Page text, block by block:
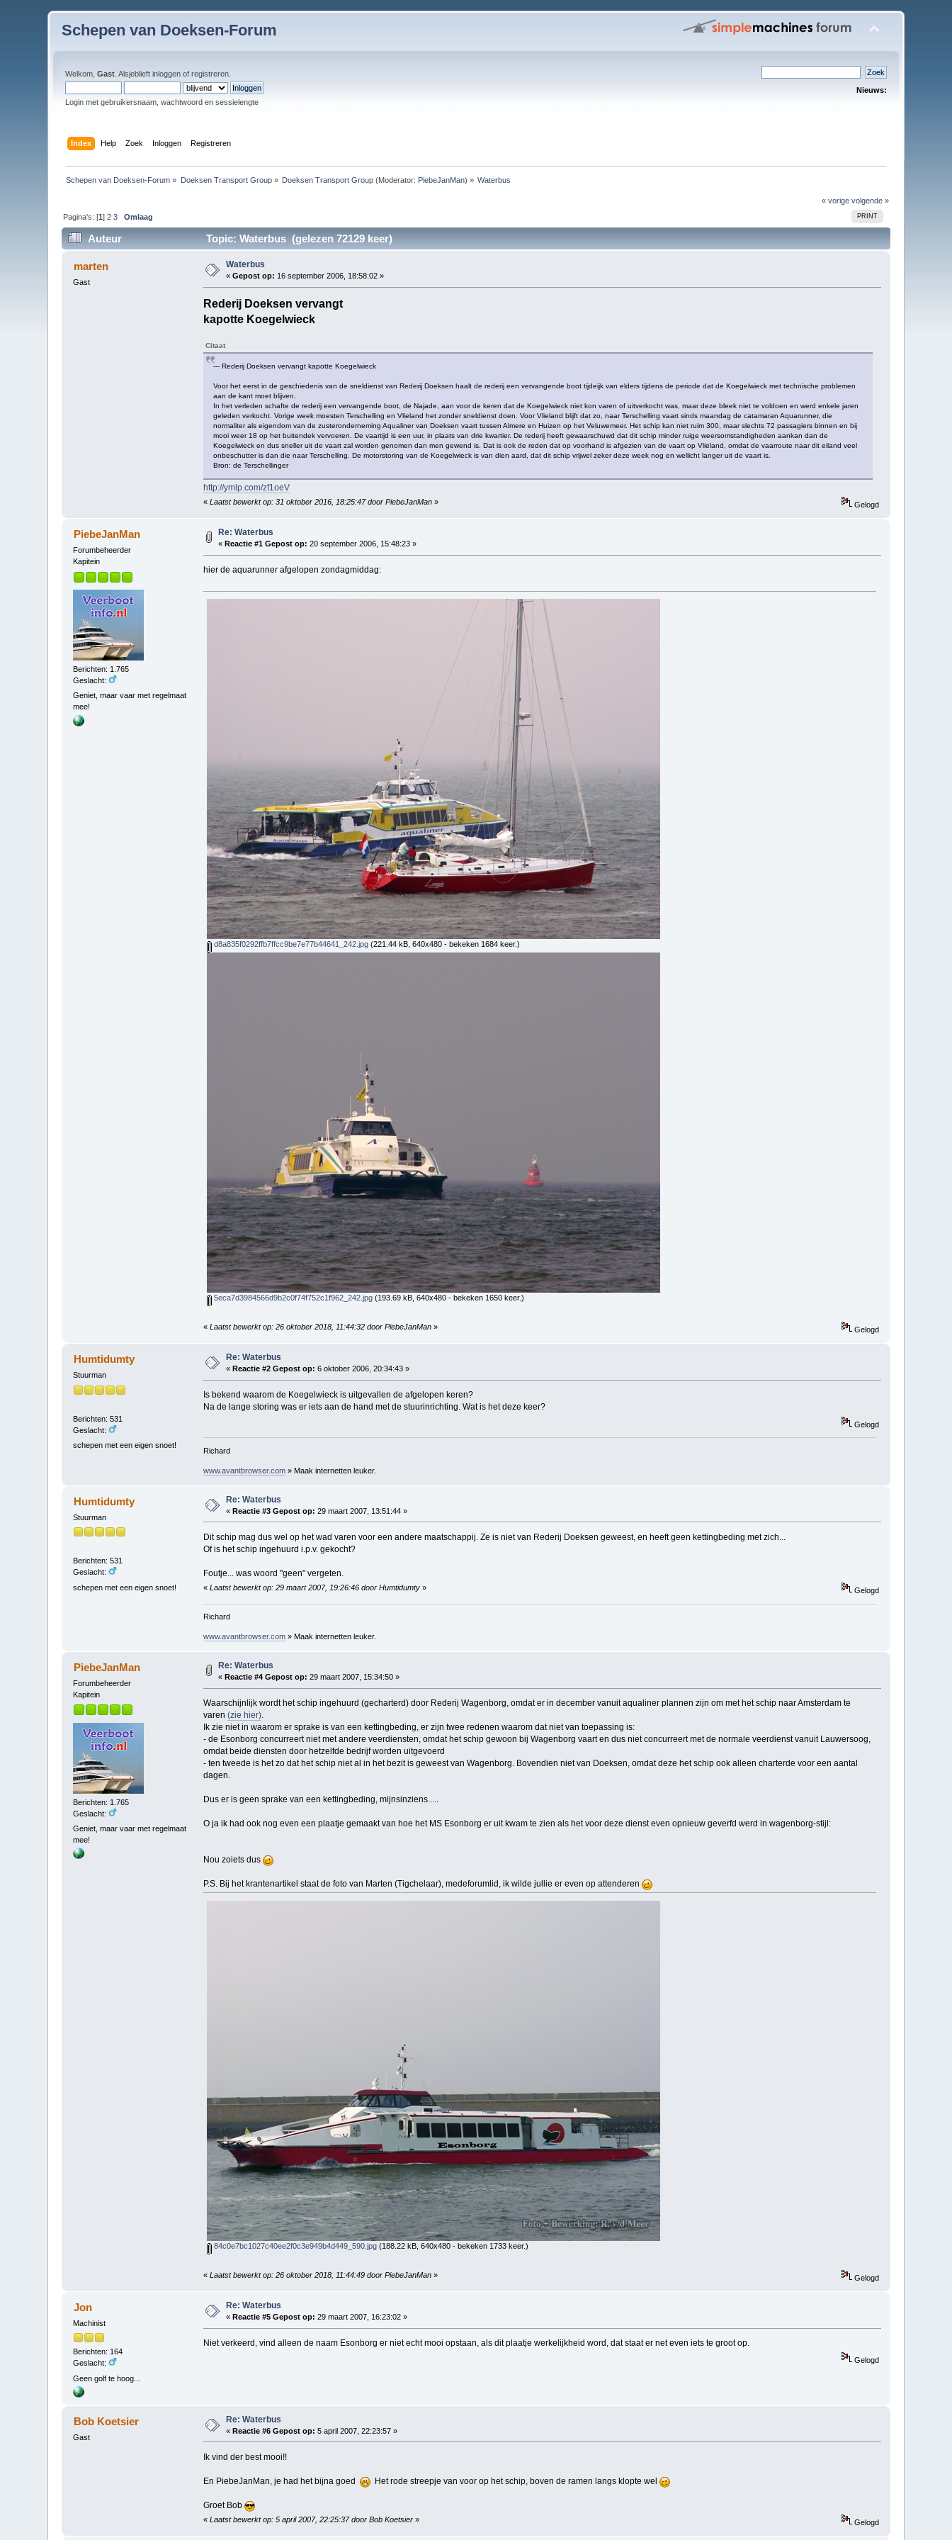
Schepen van Doeksen-Forum
Welkom,Gast . Alsjeblieftinloggen ofregistreren
Login met gebruikersnaam, wachtwoord en sessielengte
Nieuws:
Index Help Zoek Inloggen Registreren
Schepen van Doeksen-Forum » Doeksen Transport Group» Doeksen Transport Group (Moderator: PiebeJanMan) » Waterbus
« vorige volgende »
PRINT
Pagina's: [1]2 3 Omlaag
Auteur Topic: Waterbus (gelezen 72129 keer)
marten
Gast
Waterbus
«Gepost op: 16 september 2006, 18:58:02 »
Rederij Doeksen vervangt
kapotte Koegelwieck
Citaat
--- Rederij Doeksen vervangt kapotte Koegelwieck
Voor het eerst in de geschiedenis van de sneldienst van Rederij Doeksen haalt de rederij een vervangende boot tijdeijk van elders tijdens de periode dat de Koegelwieck met technische problemen
aan de kant moet blijven.
In het verleden schafte de rederij een vervangende boot, de Najade, aan voor de keren dat de Koegelwieck niet kon varen of uitverkocht was, maar deze bleek niet te voldoen en werd enkele jaren
geleden verkocht. Vorige week moesten Terschelling en Vlieland het zonder sneldienst doen. Voor Vlieland blijft dat zo, naar Terschelling vaart sinds maandag de catamaran Aquarunner, die
normaliter als eigendom van de zusteronderneming Aqualiner van Doeksen vaart tussen Almere en Huizen op het Veluwemeer. Het schip kan niet ruim 300, maar slechts 72 passagiers binnen en bij
mooi weer 18 op het buitendek vervoeren. De vaartijd is een uur, in plaats van drie kwartier. De rederij heeft gewaarschuwd dat dit schip minder ruige weersomstandigheden aankan dan de
Koegelwieck en dus sneller uit de vaart zal worden genomen dan men gewend is. Dat is ook de reden dat op voorhand is afgezien van de vaart op Vlieland, omdat de vaarroute naar dit eiland veel
onbeschutter is dan die naar Terschelling. De motorstoring van de Koegelwieck is van dien aard, dat dit schip vrijwel zeker deze week nog en wellicht langer uit de vaart is.
Bron: de Terschellinger
http://ymlp.com/zf1oeV
« Laatst bewerkt op: 31 oktober 2016, 18:25:47 door PiebeJanMan» Gelogd
PiebeJanMan
Forumbeheerder
Kapitein
Berichten: 1.765
Geslacht:
Geniet, maar vaar met regelmaat
mee!
Re: Waterbus
« Reactie #1 Gepost op: 20 september 2006, 15:48:23 »
hier de aquarunner afgelopen zondagmiddag:
d8a835f0292ffb7ffcc9be7e77b44641_242.jpg (221.44 kB, 640x480 - bekeken 1684 keer.)
5eca7d3984566d9b2c0f74f752c1f962_242.jpg (193.69 kB, 640x480 - bekeken 1650 keer.)
« Laatst bewerkt op: 26 oktober 2018, 11:44:32 door PiebeJanMan» Gelogd
Humtidumty
Stuurman
Berichten: 531
Geslacht:
schepen met een eigen snoet!
Re: Waterbus
« Reactie #2 Gepost op: 6 oktober 2006, 20:34:43 »
Is bekend waarom de Koegelwieck is uitgevallen de afgelopen keren?
Na de lange storing was er iets aan de hand met de stuurinrichting. Wat is het deze keer?
Gelogd
Richard
www.avantbrowser.com» Maak internetten leuker.
Humtidumty
Stuurman
Berichten: 531
Geslacht:
schepen met een eigen snoet!
Re: Waterbus
«Reactie #3 Gepost op: 29 maart 2007, 13:51:44 »
Dit schip mag dus wel op het wad varen voor een andere maatschappij. Ze is niet van Rederij Doeksen geweest, en heeft geen kettingbeding met zich...
Of is het schip ingehuurd i.p.v. gekocht?
Foutje... was woord "geen" vergeten.
« Laatst bewerkt op: 29 maart 2007, 19:26:46 door Humtidumty» Gelogd
Richard
www.avantbrowser.com» Maak internetten leuker.
PiebeJanMan
Forumbeheerder
Kapitein
Berichten: 1.765
Geslacht:
Geniet, maar vaar met regelmaat
mee!
Re: Waterbus
«Reactie #4 Gepost op: 29 maart 2007, 15:34:50 »
Waarschijnlijk wordt het schip ingehuurd (gecharterd) door Rederij Wagenborg, omdat er in december vanuit aqualiner plannen zijn om met het schip naar Amsterdam te
varen (zie hier).
Ik zie niet in waarom er sprake is van een kettingbeding, er zijn twee redenen waarom dat niet van toepassing is:
- de Esonborg concurreert niet met andere veerdiensten, omdat het schip gewoon bij Wagenborg vaart en dus niet concurreert met de normale veerdienst vanuit Lauwersoog,
omdat beide diensten door hetzelfde bedrijf worden uitgevoerd
- ten tweede is het zo dat het schip niet al in het bezit is geweest van Wagenborg. Bovendien niet van Doeksen, omdat deze het schip ook alleen charterde voor een aantal
dagen.
Dus er is geen sprake van een kettingbeding, mijnsinziens.....
O ja ik had ook nog even een plaatje gemaakt van hoe het MS Esonborg er uit kwam te zien als het voor deze dienst even opnieuw geverfd werd in wagenborg-stijl:
Nou zoiets dus
P.S. Bij het krantenartikel staat de foto van Marten (Tigchelaar), medeforumlid, ik wilde jullie er even op attenderen
84c0e7bc1027c40ee2f0c3e949b4d449_590.jpg (188.22 kB, 640x480 - bekeken 1733 keer.)
« Laatst bewerkt op: 26 oktober 2018, 11:44:49 door PiebeJanMan» Gelogd
Jon
Machinist
Berichten: 164
Geslacht:
Geen golf te hoog...
Re: Waterbus
«Reactie #5 Gepost op: 29 maart 2007, 16:23:02 »
Niet verkeerd, vind alleen de naam Esonborg er niet echt mooi opstaan, als dit plaatje werkelijkheid word, dat staat er net even iets te groot op.
Gelogd
Bob Koetsier
Gast
Re: Waterbus
«Reactie #6 Gepost op: 5 april 2007, 22:23:57 »
Ik vind der best mooi!!
En PiebeJanMan, je had het bijna goed Het rode streepje van voor op het schip, boven de ramen langs klopte wel
Groet Bob
« Laatst bewerkt op: 5 april 2007, 22:25:37 door Bob Koetsier» Gelogd